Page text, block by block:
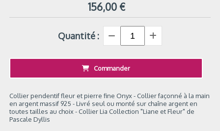
156,00€
Quantité :
Commander
Collier pendentif fleur et pierre fine Onyx - Collier façonné à la main
en argent massif 925 - Livré seul ou monté sur chaîne argent en
toutes tailles au choix - Collier Lia Collection "Liane et Fleur" de
Pascale Dyllis